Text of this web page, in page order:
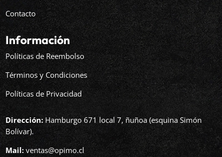
Contacto
Información
Políticas de Reembolso
Términos y Condiciones
Políticas de Privacidad
Dirección: Hamburgo 671 local 7, ñuñoa (esquina Simón
Bolívar).
Mail: ventas@opimo.cl